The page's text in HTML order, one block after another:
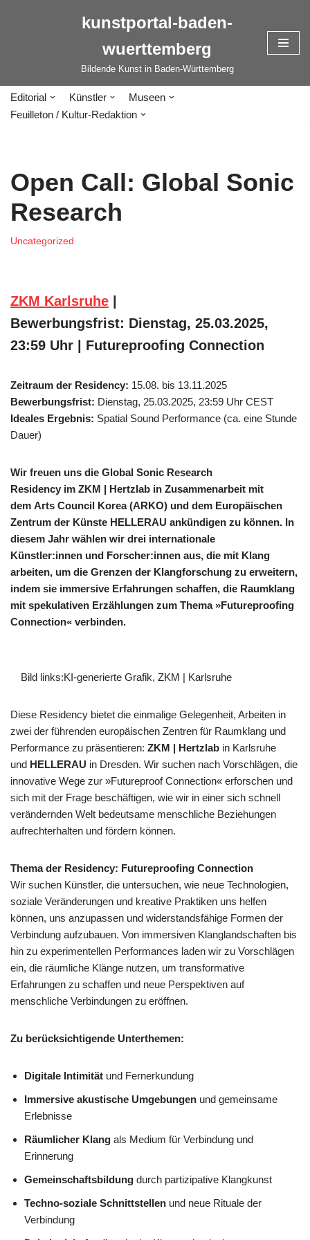
kunstportal-baden-
wuerttemberg
Bildende Kunst in Baden-Württemberg
Editorial Künstler
Museen
Feuilleton / Kultur-Redaktion
Open Call: Global Sonic
Research
Uncategorized
ZKM Karlsruhe
Bewerbungsfrist: Dienstag, 25.03.2025,
23:59 Uhr | Futureproofing Connection
Zeitraum der Residency: 15.08. bis 13.11.2025
Bewerbungsfrist: Dienstag, 25.03.2025, 23:59 Uhr CEST
Ideales Ergebnis: Spatial Sound Performance (ca. eine Stunde
Dauer)
Wir freuen uns die Global Sonic Research
Residency im ZKM | Hertzlab in Zusammenarbeit mit
dem Arts Council Korea (ARKO) und dem Europäischen
Zentrum der Künste HELLERAU ankündigen zu können. In
diesem Jahr wählen wir drei internationale
Künstler:innen und Forscher:innen aus, die mit Klang
arbeiten, um die Grenzen der Klangforschung zu erweitern,
indem sie immersive Erfahrungen schaffen, die Raumklang
mit spekulativen Erzählungen zum Thema »Futureproofing
Connection« verbinden.
Bild links:KI-generierte Grafik, ZKM | Karlsruhe
Diese Residency bietet die einmalige Gelegenheit, Arbeiten in
zwei der führenden europäischen Zentren für Raumklang und
Performance zu präsentieren: ZKM | Hertzlab in Karlsruhe
und HELLERAU in Dresden. Wir suchen nach Vorschlägen, die
innovative Wege zur »Futureproof Connection« erforschen und
sich mit der Frage beschäftigen, wie wir in einer sich schnell
verändernden Welt bedeutsame menschliche Beziehungen
aufrechterhalten und fördern können.
Thema der Residency: Futureproofing Connection
Wir suchen Künstler, die untersuchen, wie neue Technologien,
soziale Veränderungen und kreative Praktiken uns helfen
können, uns anzupassen und widerstandsfähige Formen der
Verbindung aufzubauen. Von immersiven Klanglandschaften bis
hin zu experimentellen Performances laden wir zu Vorschlägen
ein, die räumliche Klänge nutzen, um transformative
Erfahrungen zu schaffen und neue Perspektiven auf
menschliche Verbindungen zu eröffnen.
Zu berücksichtigende Unterthemen:
Digitale Intimität und Fernerkundung
Immersive akustische Umgebungen und gemeinsame
Erlebnisse
Räumlicher Klang als Medium für Verbindung und
Erinnerung
Gemeinschaftsbildung durch partizipative Klangkunst
Techno-soziale Schnittstellen und neue Rituale der
Verbindung